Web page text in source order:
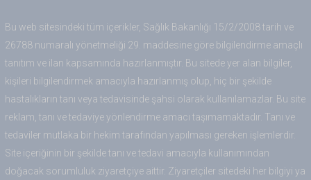
Bu web sitesindeki tüm içerikler, Sağlık Bakanlığı 15/2/2008 tarih ve
26788 numaralı yönetmeliği 29. maddesine göre bilgilendirme amaçlı
tanıtım ve ilan kapsamında hazırlanmıştır. Bu sitede yer alan bilgiler,
kişileri bilgilendirmek amacıyla hazırlanmış olup, hiç bir şekilde
hastalıkların tanı veya tedavisinde şahsi olarak kullanılamazlar. Bu site
reklam, tanı ve tedaviye yönlendirme amacı taşımamaktadır. Tanı ve
tedaviler mutlaka bir hekim tarafından yapılması gereken işlemlerdir.
Site içeriğinin bir şekilde tanı ve tedavi amacıyla kullanımından
doğacak sorumluluk ziyaretçiye aittir. Ziyaretçiler sitedeki her bilgiyi ya